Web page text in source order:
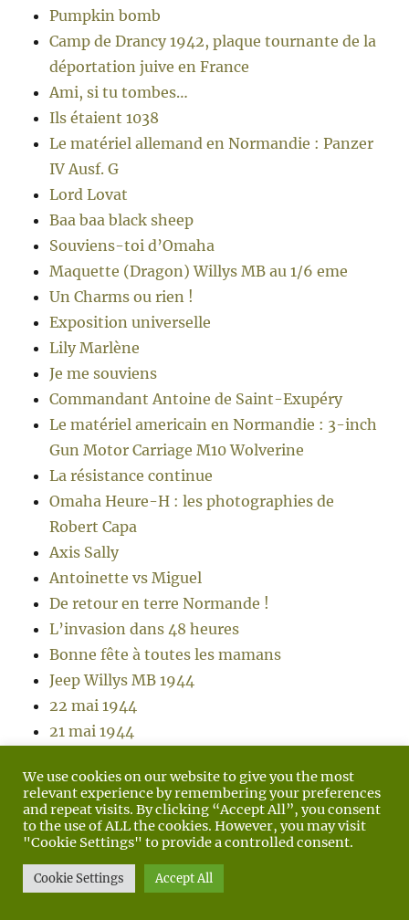
Pumpkin bomb
Camp de Drancy 1942, plaque tournante de la
déportation juive en France
Ami, si tu tombes…
Ils étaient 1038
Le matériel allemand en Normandie : Panzer
IV Ausf. G
Lord Lovat
Baa baa black sheep
Souviens-toi d’Omaha
Maquette (Dragon) Willys MB au 1/6 eme
Un Charms ou rien !
Exposition universelle
Lily Marlène
Je me souviens
Commandant Antoine de Saint-Exupéry
Le matériel americain en Normandie : 3-inch
Gun Motor Carriage M10 Wolverine
La résistance continue
Omaha Heure-H : les photographies de
Robert Capa
Axis Sally
Antoinette vs Miguel
De retour en terre Normande !
L’invasion dans 48 heures
Bonne fête à toutes les mamans
Jeep Willys MB 1944
22 mai 1944
21 mai 1944
Victory in Europe Day
Le 7 mai 1945
Jour-J pour Malesherbes
Je reprends ma valise
We use cookies on our website to give you the most
relevant experience by remembering your preferences
and repeat visits. By clicking “Accept All”, you consent
to the use of ALL the cookies. However, you may visit
"Cookie Settings" to provide a controlled consent.
Cookie Settings Accept All